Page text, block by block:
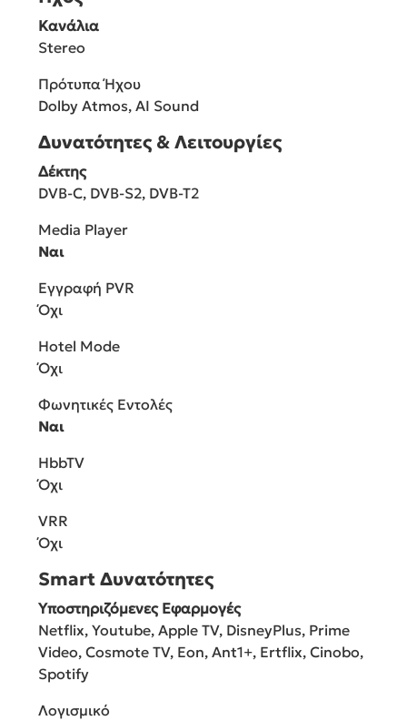
Κανάλια
Stereo
Πρότυπα Ήχου
Dolby Atmos, AI Sound
Δυνατότητες & Λειτουργίες
Δέκτης
DVB-C, DVB-S2, DVB-T2
Media Player
Ναι
Εγγραφή PVR
Όχι
Hotel Mode
Όχι
Φωνητικές Εντολές
Ναι
HbbTV
Όχι
VRR
Όχι
Smart Δυνατότητες
Υποστηριζόμενες Εφαρμογές
Netflix, Youtube, Apple TV, DisneyPlus, Prime
Video, Cosmote TV, Eon, Ant1+, Ertflix, Cinobo,
Spotify
Λογισμικό